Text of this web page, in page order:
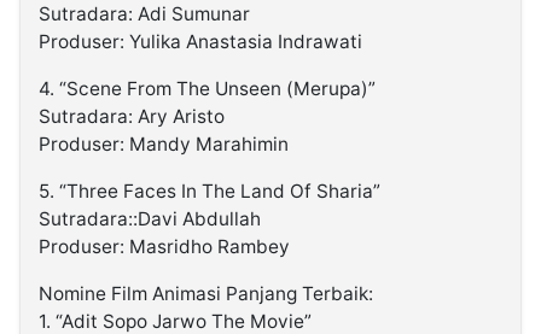
Sutradara: Adi Sumunar
Produser: Yulika Anastasia Indrawati
4. “Scene From The Unseen (Merupa)”
Sutradara: Ary Aristo
Produser: Mandy Marahimin
5. “Three Faces In The Land Of Sharia”
Sutradara::Davi Abdullah
Produser: Masridho Rambey
Nomine Film Animasi Panjang Terbaik:
1. “Adit Sopo Jarwo The Movie”